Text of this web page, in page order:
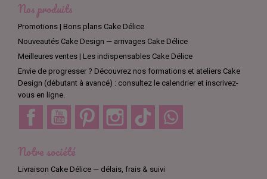
Nos produits
Promotions | Bons plans Cake Délice
Nouveautés Cake Design — arrivages Cake Délice
Meilleures ventes | Les indispensables Cake Délice
Envie de progresser ? Découvrez nos formations et ateliers Cake
Design (débutant à avancé) : consultez le calendrier et inscrivez-
vous en ligne.
Facebook YouTube Pinterest Instagram TikTok
Notre société
Livraison Cake Délice — délais, frais & suivi